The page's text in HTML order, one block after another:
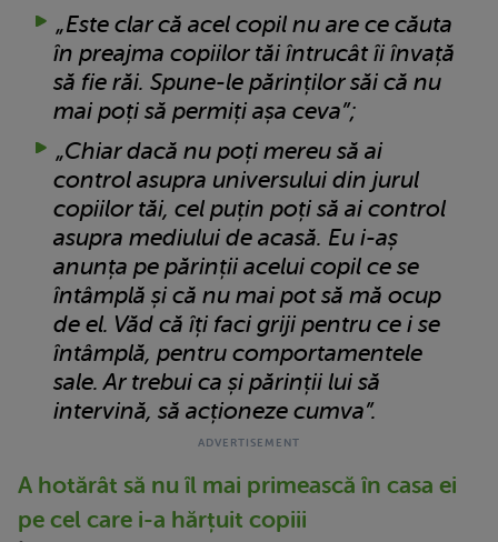
„Este clar că acel copil nu are ce căuta
în preajma copiilor tăi întrucât îi învață
să fie răi. Spune-le părinților săi că nu
mai poți să permiți așa ceva”;
„Chiar dacă nu poți mereu să ai
control asupra universului din jurul
copiilor tăi, cel puțin poți să ai control
asupra mediului de acasă. Eu i-aș
anunța pe părinții acelui copil ce se
întâmplă și că nu mai pot să mă ocup
de el. Văd că îți faci griji pentru ce i se
întâmplă, pentru comportamentele
sale. Ar trebui ca și părinții lui să
intervină, să acționeze cumva”.
A hotărât să nu îl mai primească în casa ei
pe cel care i-a hărțuit copiii